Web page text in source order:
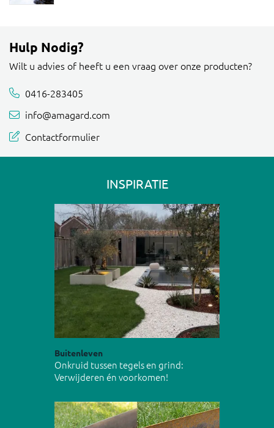
Hulp Nodig?
Wilt u advies of heeft u een vraag over onze producten?
0416-283405
info@amagard.com
Contactformulier
INSPIRATIE
Buitenleven
Onkruid tussen tegels en grind:
Verwijderen én voorkomen!